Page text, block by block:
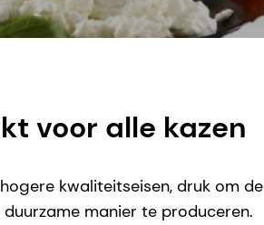
voor alle kazen
kwaliteitseisen, druk om de
manier te produceren.